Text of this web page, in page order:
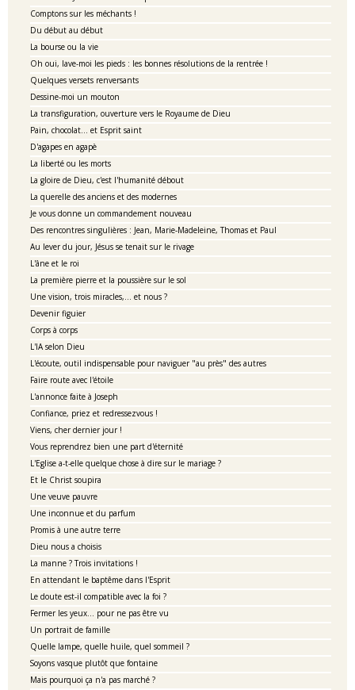
Comptons sur les méchants !
Du début au début
La bourse ou la vie
Oh oui, lave-moi les pieds : les bonnes résolutions de la rentrée !
Quelques versets renversants
Dessine-moi un mouton
La transfiguration, ouverture vers le Royaume de Dieu
Pain, chocolat... et Esprit saint
D'agapes en agapè
La liberté ou les morts
La gloire de Dieu, c'est l'humanité débout
La querelle des anciens et des modernes
Je vous donne un commandement nouveau
Des rencontres singulières : Jean, Marie-Madeleine, Thomas et Paul
Au lever du jour, Jésus se tenait sur le rivage
L'âne et le roi
La première pierre et la poussière sur le sol
Une vision, trois miracles,... et nous ?
Devenir figuier
Corps à corps
L'IA selon Dieu
L'écoute, outil indispensable pour naviguer "au près" des autres
Faire route avec l'étoile
L'annonce faite à Joseph
Confiance, priez et redressezvous !
Viens, cher dernier jour !
Vous reprendrez bien une part d'éternité
L'Eglise a-t-elle quelque chose à dire sur le mariage ?
Et le Christ soupira
Une veuve pauvre
Une inconnue et du parfum
Promis à une autre terre
Dieu nous a choisis
La manne ? Trois invitations !
En attendant le baptême dans l'Esprit
Le doute est-il compatible avec la foi ?
Fermer les yeux... pour ne pas être vu
Un portrait de famille
Quelle lampe, quelle huile, quel sommeil ?
Soyons vasque plutôt que fontaine
Mais pourquoi ça n'a pas marché ?